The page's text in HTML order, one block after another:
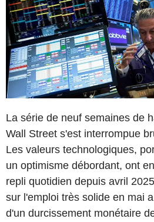
La série de neuf semaines de
Wall Street s'est interrompue
Les valeurs technologiques,
un optimisme débordant, ont
repli quotidien depuis avril
sur l'emploi très solide en mai
d'un durcissement monétaire